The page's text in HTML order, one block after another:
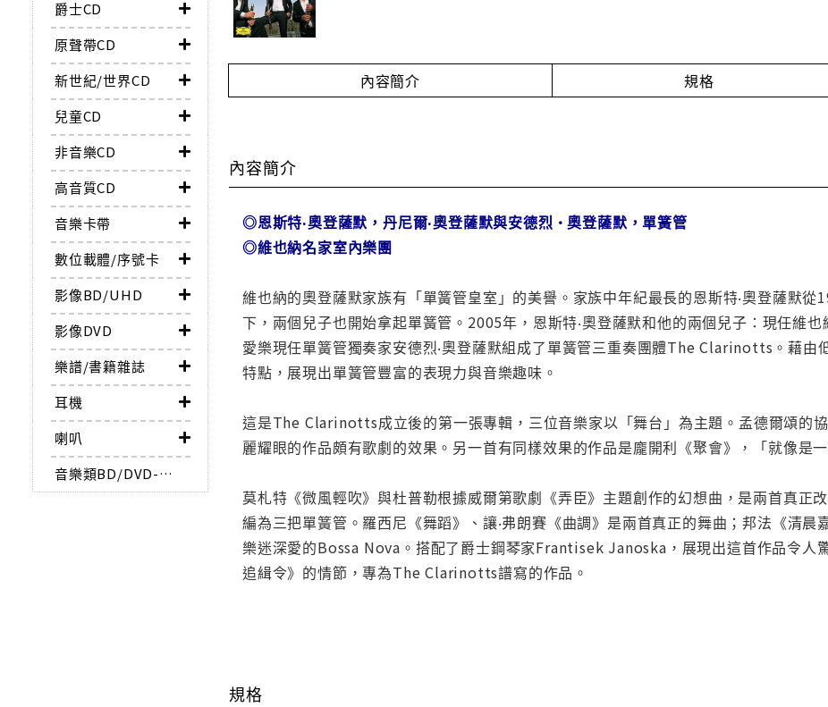
爵士CD
原聲帶CD
新世紀/世界CD
兒童CD
非音樂CD
高音質CD
音樂卡帶
數位載體/序號卡
影像BD/UHD
影像DVD
樂譜/書籍雜誌
耳機
喇叭
音樂類BD/DVD-AUDIO
內容簡介 規格
內容簡介
◎恩斯特‧奧登薩默，丹尼爾‧奧登薩默與安德烈•奧登薩默，單簧管
◎維也納名家室內樂團
維也納的奧登薩默家族有「單簧管皇室」的美譽。家族中年紀最長的恩斯特‧奧登薩默
下，兩個兒子也開始拿起單簧管。2005年，恩斯特‧奧登薩默和他的兩個兒子：現任維
愛樂現任單簧管獨奏家安德烈‧奧登薩默組成了單簧管三重奏團體The Clarinotts。藉由
特點，展現出單簧管豐富的表現力與音樂趣味。
這是The Clarinotts成立後的第一張專輯，三位音樂家以「舞台」為主題。孟德爾頌的
麗耀眼的作品頗有歌劇的效果。另一首有同樣效果的作品是龐開利《聚會》，「就像是
莫札特《微風輕吹》與杜普勒根據威爾第歌劇《弄臣》主題創作的幻想曲，是兩首真正
編為三把單簧管。羅西尼《舞蹈》、讓‧弗朗賽《曲調》是兩首真正的舞曲；邦法《清
樂迷深愛的Bossa Nova。搭配了爵士鋼琴家Frantisek Janoska，展現出這首作品令人
追緝令》的情節，專為The Clarinotts譜寫的作品。
規格